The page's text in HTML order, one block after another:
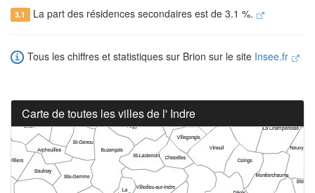
3.1 La part des résidences secondaires est de 3.1 %.
Tous les chiffres et statistiques sur Brion sur le site Insee.fr
Carte de toutes les villes de l' Indre